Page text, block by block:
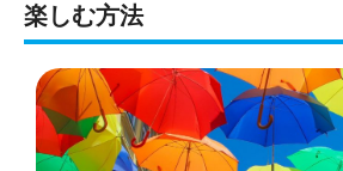
楽しむ方法